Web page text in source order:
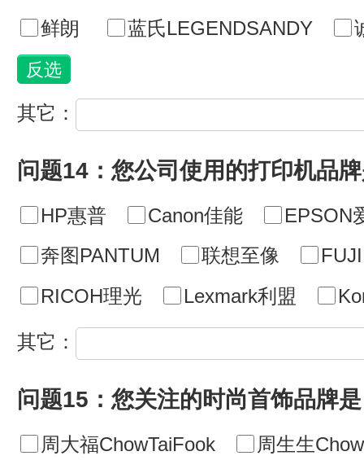
鲜朗
蓝氏LEGENDSANDY
其它：
问题14：您公司使用的打印机品
HP惠普 Canon佳能
EPSON
奔图PANTUM
联想至像
RICOH理光
Lexmark利盟
其它：
问题15：您关注的时尚首饰品牌
周大福ChowTaiFook
周生生